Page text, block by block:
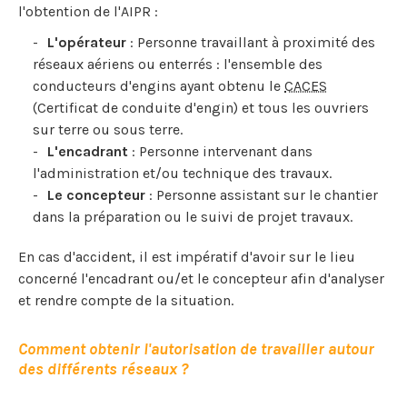
l'obtention de l'AIPR :
L'opérateur : Personne travaillant à proximité des
réseaux aériens ou enterrés : l'ensemble des
conducteurs d'engins ayant obtenu le CACES
(Certificat de conduite d'engin) et tous les ouvriers
sur terre ou sous terre.
L'encadrant : Personne intervenant dans
l'administration et/ou technique des travaux.
Le concepteur : Personne assistant sur le chantier
dans la préparation ou le suivi de projet travaux.
En cas d'accident, il est impératif d'avoir sur le lieu
concerné l'encadrant ou/et le concepteur afin d'analyser
et rendre compte de la situation.
Comment obtenir l'autorisation de travailler autour
des différents réseaux ?